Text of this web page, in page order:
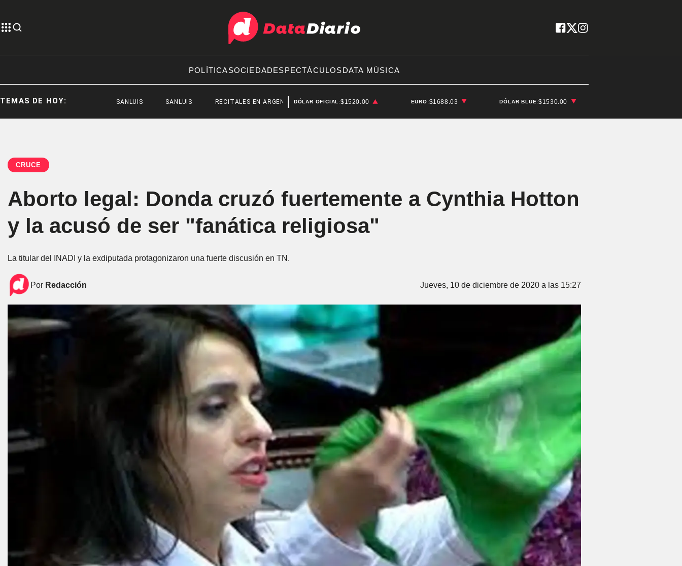
POLÍTICASOCIEDADESPECTÁCULOSDATA MÚSICA
TEMAS DE HOY: SANLUIS RECITALES EN ARGENTINA DÓLAR OFICIAL:$1520.00 EURO:$1688.03 DÓLAR BLUE:$1530.00
CRUCE
Aborto legal: Donda cruzó fuertemente a Cynthia Hotton
y la acusó de ser "fanática religiosa"
La titular del INADI y la exdiputada protagonizaron una fuerte discusión en TN.
Por Redacción Jueves, 10 de diciembre de 2020 a las 15:27